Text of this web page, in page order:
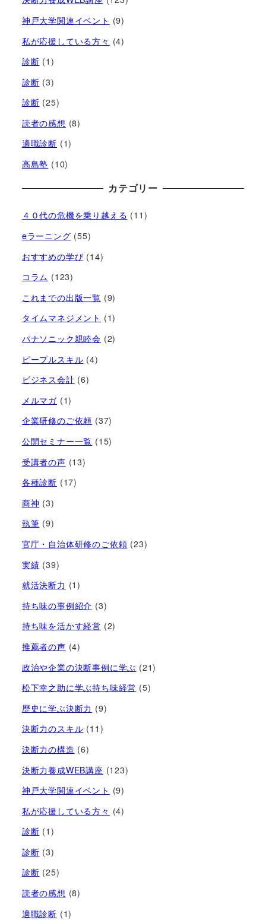
神戸大学関連イベント (9)
私が応援している方々 (4)
診断 (1)
診断 (3)
診断 (25)
読者の感想 (8)
適職診断 (1)
高島塾 (10)
カテゴリー
４０代の危機を乗り越える (11)
eラーニング (55)
おすすめの学び (14)
コラム (123)
これまでの出版一覧 (9)
タイムマネジメント (1)
パナソニック親睦会 (2)
ピープルスキル (4)
ビジネス会計 (6)
メルマガ (1)
企業研修のご依頼 (37)
公開セミナー一覧 (15)
受講者の声 (13)
各種診断 (17)
商神 (3)
執筆 (9)
官庁・自治体研修のご依頼 (23)
実績 (39)
就活決断力 (1)
持ち味の事例紹介 (3)
持ち味を活かす経営​ (2)
推薦者の声 (4)
政治や企業の決断事例に学ぶ (21)
松下幸之助に学ぶ持ち味経営 (5)
歴史に学ぶ決断力 (9)
決断力のスキル (11)
決断力の構造 (6)
決断力養成WEB講座 (123)
神戸大学関連イベント (9)
私が応援している方々 (4)
診断 (1)
診断 (3)
診断 (25)
読者の感想 (8)
適職診断 (1)